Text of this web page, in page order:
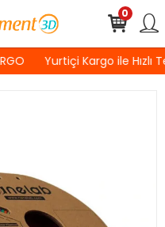
Yurtiçi Kargo ile Hızlı
0